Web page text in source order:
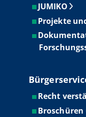
JUMIKO
Projekte
Recht